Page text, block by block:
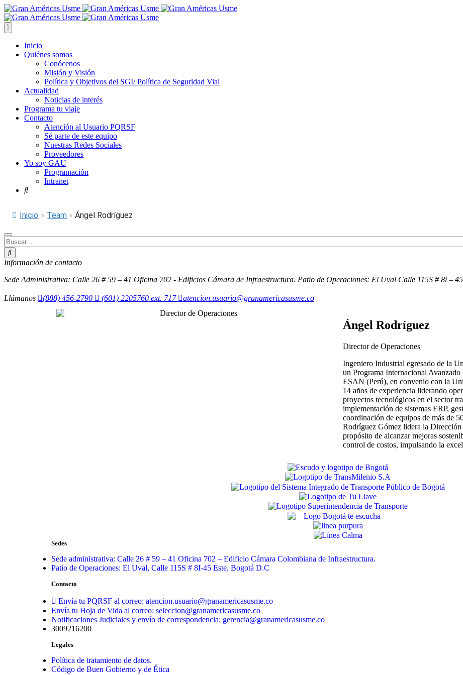
Inicio
Quiénes somos
Conócenos
Misión y Visión
Política y Objetivos del SGI/ Política de Seguridad Vial
Actualidad
Noticias de interés
Programa tu viaje
Contacto
Atención al Usuario PQRSF
Sé parte de este equipo
Nuestras Redes Sociales
Proveedores
Yo soy GAU
Programación
Intranet
Inicio » Team » Ángel Rodríguez
Información de contacto
Sede Administrativa: Calle 26 # 59 – 41 Oficina 702 - Edificios Cámara de Infraestructura. Patio de Operaciones: El Uval Calle 115S # 8i –
Llámanos (888) 456-2790 (601) 2205760 ext. 717 atencion.usuario@granamericasusme.co
Ángel Rodríguez
Director de Operaciones
Ingeniero Industrial egresado de la
un Programa Internacional
ESAN (Perú), en convenio con la
14 años de experiencia liderando
proyectos tecnológicos en el sector
implementación de sistemas ERP,
coordinación de equipos de más de
Rodríguez Gómez lidera la
propósito de alcanzar mejoras
control de costos, impulsando la
Sedes
Sede administrativa: Calle 26 # 59 – 41 Oficina 702 – Edificio Cámara Colombiana de Infraestructura.
Patio de Operaciones: El Uval, Calle 115S # 8I-45 Este, Bogotá D.C
Contacto
Envía tu PQRSF al correo: atencion.usuario@granamericasusme.co
Envía tu Hoja de Vida al correo: seleccion@granamericasusme.co
Notificaciones Judiciales y envío de correspondencia: gerencia@granamericasusme.co
3009216200
Legales
Política de tratamiento de datos.
Código de Buen Gobierno y de Ética